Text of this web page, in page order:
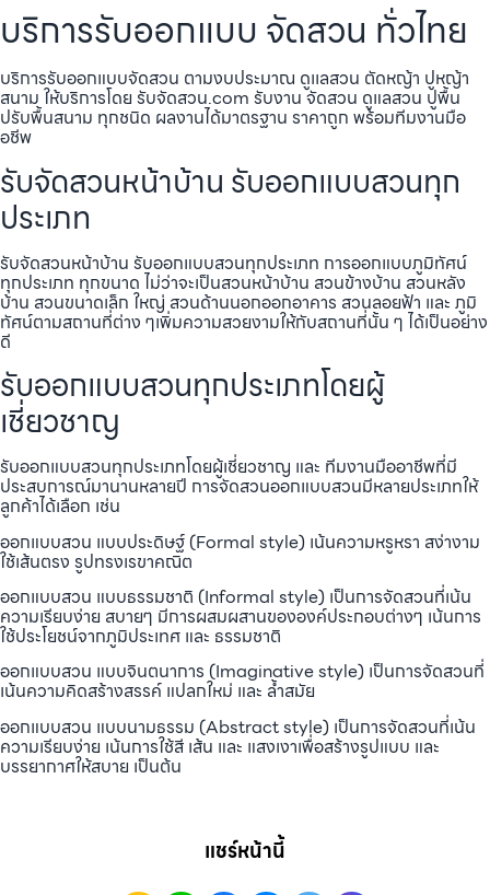
บริการรับออกแบบ จัดสวน ทั่วไทย
บริการรับออกแบบจัดสวน ตามงบประมาณ ดูเเลสวน ตัดหญ้า ปูหญ้า
สนาม ให้บริการโดย รับจัดสวน.com รับงาน จัดสวน ดูแลสวน ปูพื้น
ปรับพื้นสนาม ทุกชนิด ผลงานได้มาตรฐาน ราคาถูก พร้อมทีมงานมือ
อชีพ
รับจัดสวนหน้าบ้าน รับออกแบบสวนทุก
ประเภท
รับจัดสวนหน้าบ้าน รับออกแบบสวนทุกประเภท การออกแบบภูมิทัศน์
ทุกประเภท ทุกขนาด ไม่ว่าจะเป็นสวนหน้าบ้าน สวนข้างบ้าน สวนหลัง
บ้าน สวนขนาดเล็ก ใหญ่ สวนด้านนอกออกอาคาร สวนลอยฟ้า และ ภูมิ
ทัศน์ตามสถานที่ต่าง ๆเพิ่มความสวยงามให้กับสถานที่นั้น ๆ ได้เป็นอย่าง
ดี
รับออกแบบสวนทุกประเภทโดยผู้
เชี่ยวชาญ
รับออกแบบสวนทุกประเภทโดยผู้เชี่ยวชาญ และ ทีมงานมืออาชีพที่มี
ประสบการณ์มานานหลายปี การจัดสวนออกแบบสวนมีหลายประเภทให้
ลูกค้าได้เลือก เช่น
ออกแบบสวน แบบประดิษฐ์ (Formal style) เน้นความหรูหรา สง่างาม
ใช้เส้นตรง รูปทรงเรขาคณิต
ออกแบบสวน แบบธรรมชาติ (Informal style) เป็นการจัดสวนที่เน้น
ความเรียบง่าย สบายๆ มีการผสมผสานขององค์ประกอบต่างๆ เน้นการ
ใช้ประโยชน์จากภูมิประเทศ และ ธรรมชาติ
ออกแบบสวน แบบจินตนาการ (Imaginative style) เป็นการจัดสวนที่
เน้นความคิดสร้างสรรค์ แปลกใหม่ และ ล้ำสมัย
ออกแบบสวน แบบนามธรรม (Abstract style) เป็นการจัดสวนที่เน้น
ความเรียบง่าย เน้นการใช้สี เส้น และ แสงเงาเพื่อสร้างรูปแบบ และ
บรรยากาศให้สบาย เป็นต้น
แชร์หน้านี้